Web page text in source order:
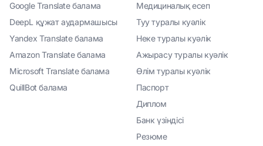
Google Translate балама
DeepL құжат аудармашысы
Yandex Translate балама
Amazon Translate балама
Microsoft Translate балама
QuillBot балама
Медициналық есеп
Туу туралы куәлік
Неке туралы куәлік
Ажырасу туралы куәлік
Өлім туралы куәлік
Паспорт
Диплом
Банк үзіндісі
Резюме